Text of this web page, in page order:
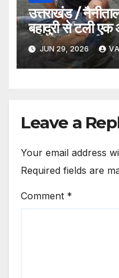
उत्तराखंड /
बहादुरी से टली
व्यक्ति की बचाई
JUN 29, 2026
Leave a
Your email address
Required fields are
Comment *